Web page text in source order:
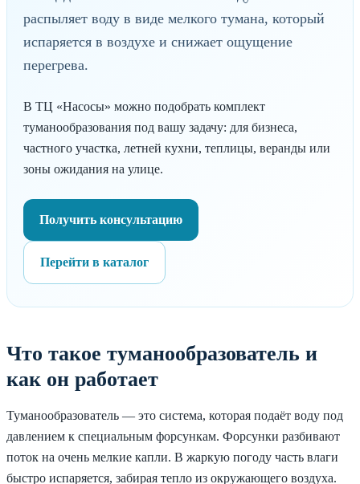
распыляет воду в виде мелкого тумана, который
испаряется в воздухе и снижает ощущение
перегрева.
В ТЦ «Насосы» можно подобрать комплект
туманообразования под вашу задачу: для бизнеса,
частного участка, летней кухни, теплицы, веранды или
зоны ожидания на улице.
Получить консультацию
Перейти в каталог
Что такое туманообразователь и
как он работает
Туманообразователь — это система, которая подаёт воду под
давлением к специальным форсункам. Форсунки разбивают
поток на очень мелкие капли. В жаркую погоду часть влаги
быстро испаряется, забирая тепло из окружающего воздуха.